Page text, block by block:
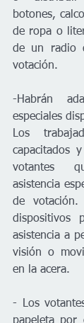
botones,
de ropa o
de un radio
votación.
-Habrán
especiales
Los
capacitados
votantes
asistencia
de
dispositivos
asistencia a
visión o
en la acera.
- Los
papeleta por